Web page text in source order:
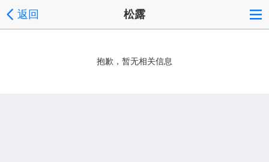
返回 松露
抱歉，暂无相关信息